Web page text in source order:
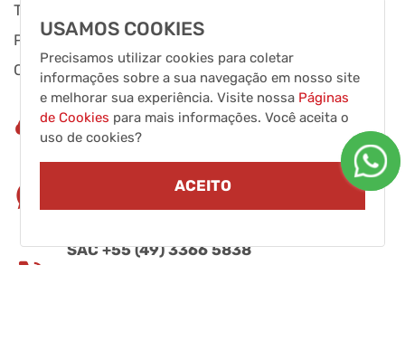
USAMOS COOKIES
Precisamos utilizar cookies para coletar
informações sobre a sua navegação em nosso site
e melhorar sua experiência. Visite nossa Páginas
de Cookies para mais informações. Você aceita o
uso de cookies?
ACEITO
Trabalhe Conosco
Políticas de Entrega
ClicVendas
Fixo
+55 (49) 3366 5800
+55 (49) 3366 5803
SAC +55 (49) 3366 5838